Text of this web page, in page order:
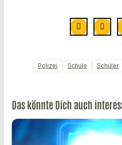
Polizei Schule Schüler
Das könnte Dich auch